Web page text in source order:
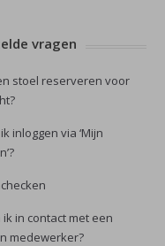
vragen
stoel reserveren voor
inloggen via ‘Mijn
ik in contact met een
medewerker?